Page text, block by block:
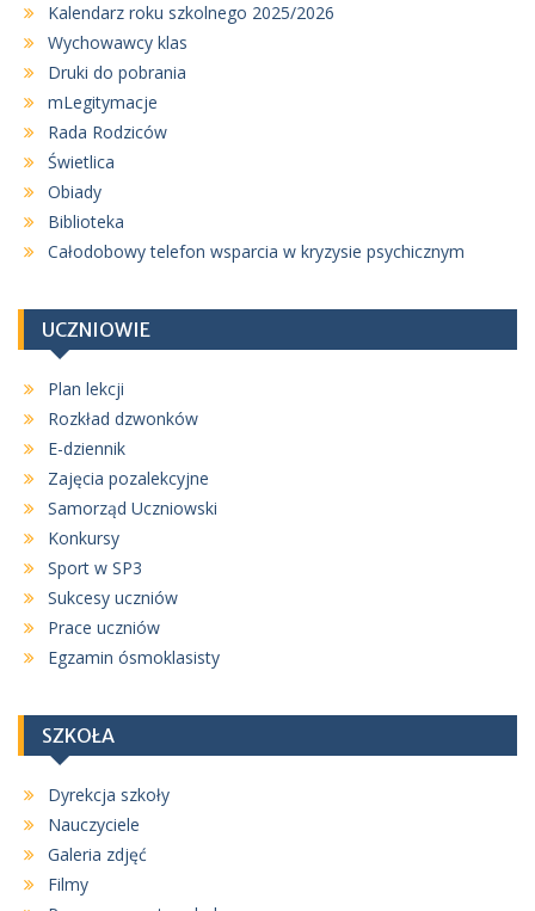
Kalendarz roku szkolnego 2025/2026
Wychowawcy klas
Druki do pobrania
mLegitymacje
Rada Rodziców
Świetlica
Obiady
Biblioteka
Całodobowy telefon wsparcia w kryzysie psychicznym
UCZNIOWIE
Plan lekcji
Rozkład dzwonków
E-dziennik
Zajęcia pozalekcyjne
Samorząd Uczniowski
Konkursy
Sport w SP3
Sukcesy uczniów
Prace uczniów
Egzamin ósmoklasisty
SZKOŁA
Dyrekcja szkoły
Nauczyciele
Galeria zdjęć
Filmy